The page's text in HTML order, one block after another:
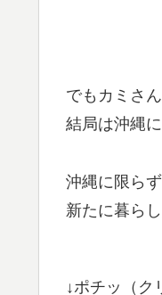
でもカミさ
結局は沖縄
沖縄に限ら
新たに暮ら
↓ポチッ（ク